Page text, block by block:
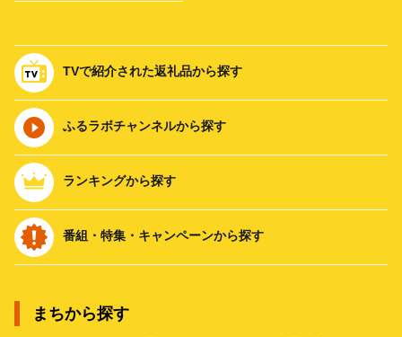
TVで紹介された返礼品から探す
ふるラボチャンネルから探す
ランキングから探す
番組・特集・キャンペーンから探す
まちから探す